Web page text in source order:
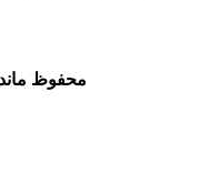
3-محفوظ